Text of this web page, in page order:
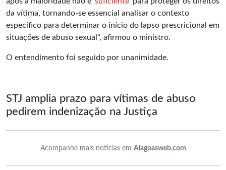
da vítima, tornando-se essencial analisar o contexto
específico para determinar o início do lapso prescricional em
situações de abuso sexual", afirmou o ministro.
O entendimento foi seguido por unanimidade.
STJ amplia prazo para vítimas de abuso
pedirem indenização na Justiça
Acompanhe mais notícias em Alagoasweb.com